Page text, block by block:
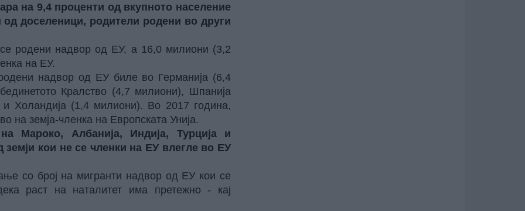
на 9,4 проценти од вкупното население
доселеници, родители родени во други
родени надвор од ЕУ, а 16,0 милиони (3,2
на ЕУ.
надвор од ЕУ биле во Германија (6,4
Кралство (4,7 милиони), Шпанија
Холандија (1,4 милиони). Во 2017 година,
на земја-членка на Европската Унија.
Мароко, Албанија, Индија, Турција и
кои не се членки на ЕУ влегле во ЕУ
со број на мигранти надвор од ЕУ кои се
раст на наталитет има претежно - кај